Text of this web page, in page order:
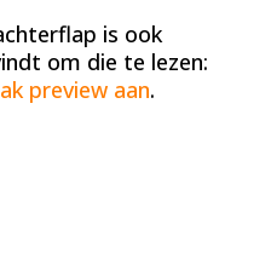
is ook
om die te lezen:
preview aan.